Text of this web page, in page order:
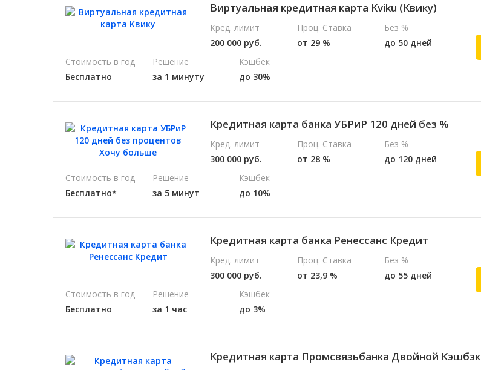
Виртуальная кредитная карта Kviku (Квику)
Кред. лимит
200 000 руб.
Проц. Ставка
от 29 %
Без %
до 50 дней
Стоимость в год
Бесплатно
Решение
за 1 минуту
Кэшбек
до 30%
Кредитная карта банка УБРиР 120 дней без %
Кред. лимит
300 000 руб.
Проц. Ставка
от 28 %
Без %
до 120 дней
Стоимость в год
Бесплатно*
Решение
за 5 минут
Кэшбек
до 10%
Кредитная карта банка Ренессанс Кредит
Кред. лимит
300 000 руб.
Проц. Ставка
от 23,9 %
Без %
до 55 дней
Стоимость в год
Бесплатно
Решение
за 1 час
Кэшбек
до 3%
Кредитная карта Промсвязьбанка Двойной Кэшбэк